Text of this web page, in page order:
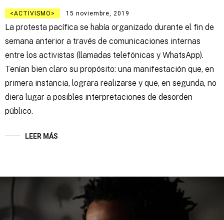
ACTIVISMO 15 noviembre, 2019
La protesta pacífica se había organizado durante el fin de
semana anterior a través de comunicaciones internas
entre los activistas (llamadas telefónicas y WhatsApp).
Tenían bien claro su propósito: una manifestación que, en
primera instancia, lograra realizarse y que, en segunda, no
diera lugar a posibles interpretaciones de desorden
público.
LEER MÁS